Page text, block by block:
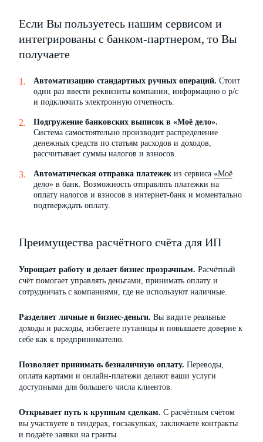
Если Вы пользуетесь нашим сервисом и
интегрированы с банком-партнером, то Вы
получаете
Автоматизацию стандартных ручных операций. Стоит
один раз ввести реквизиты компании, информацию о р/с
и подключить электронную отчетность.
Подгружение банковских выписок в «Моё дело».
Система самостоятельно производит распределение
денежных средств по статьям расходов и доходов,
рассчитывает суммы налогов и взносов.
Автоматическая отправка платежек из сервиса «Моё
дело» в банк. Возможность отправлять платежки на
оплату налогов и взносов в интернет-банк и моментально
подтверждать оплату.
Преимущества расчётного счёта для ИП
Упрощает работу и делает бизнес прозрачным. Расчётный
счёт помогает управлять деньгами, принимать оплату и
сотрудничать с компаниями, где не используют наличные.
Разделяет личные и бизнес-деньги. Вы видите реальные
доходы и расходы, избегаете путаницы и повышаете доверие к
себе как к предпринимателю.
Позволяет принимать безналичную оплату. Переводы,
оплата картами и онлайн-платежи делают ваши услуги
доступными для большего числа клиентов.
Открывает путь к крупным сделкам. С расчётным счётом
вы участвуете в тендерах, госзакупках, заключаете контракты
и подаёте заявки на гранты.